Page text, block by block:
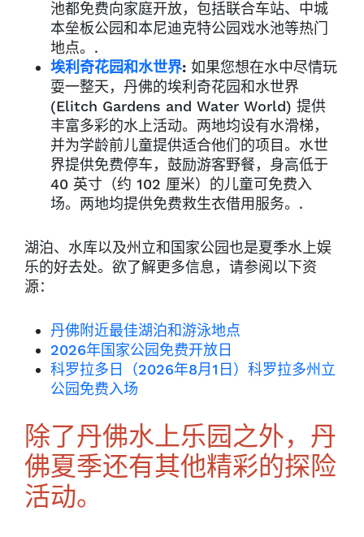
池都免费向家庭开放，包括联合车站、中城
本垒板公园和本尼迪克特公园戏水池等热门
地点。.
埃利奇花园和水世界: 如果您想在水中尽情玩
耍一整天，丹佛的埃利奇花园和水世界
(Elitch Gardens and Water World) 提供
丰富多彩的水上活动。两地均设有水滑梯，
并为学龄前儿童提供适合他们的项目。水世
界提供免费停车，鼓励游客野餐，身高低于
40 英寸（约 102 厘米）的儿童可免费入
场。两地均提供免费救生衣借用服务。.
湖泊、水库以及州立和国家公园也是夏季水上娱
乐的好去处。欲了解更多信息，请参阅以下资
源：
丹佛附近最佳湖泊和游泳地点
2026年国家公园免费开放日
科罗拉多日（2026年8月1日）科罗拉多州立
公园免费入场
除了丹佛水上乐园之外，丹
佛夏季还有其他精彩的探险
活动。